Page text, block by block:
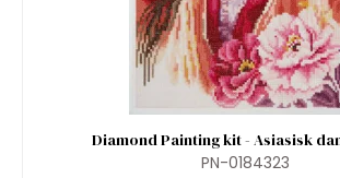
Diamond Painting kit - Asiasisk
PN-0184323